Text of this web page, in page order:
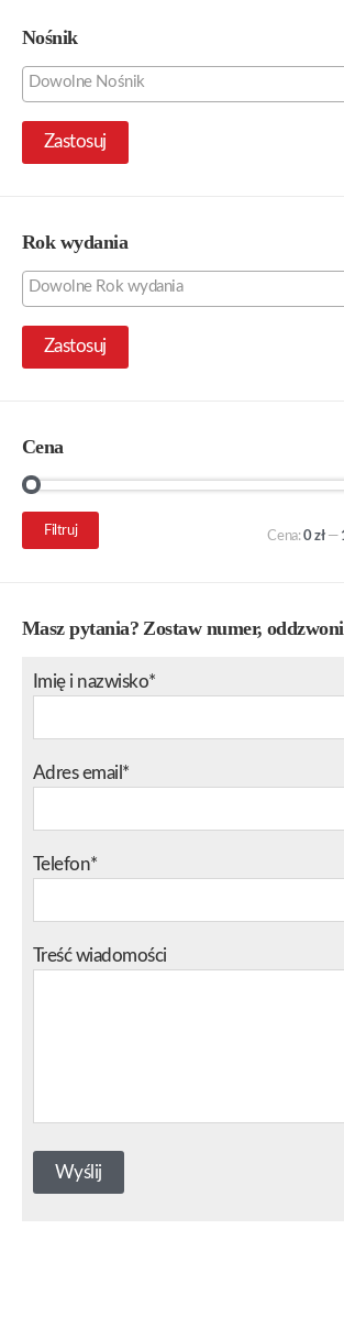
Nośnik
Zastosuj
Rok wydania
Zastosuj
Cena
Cena
min.
Cena
maks.
Filtruj Cena:0 zł—
Masz pytania? Zostaw numer,
Imię i nazwisko*
Adres email*
Telefon*
Treść wiadomości